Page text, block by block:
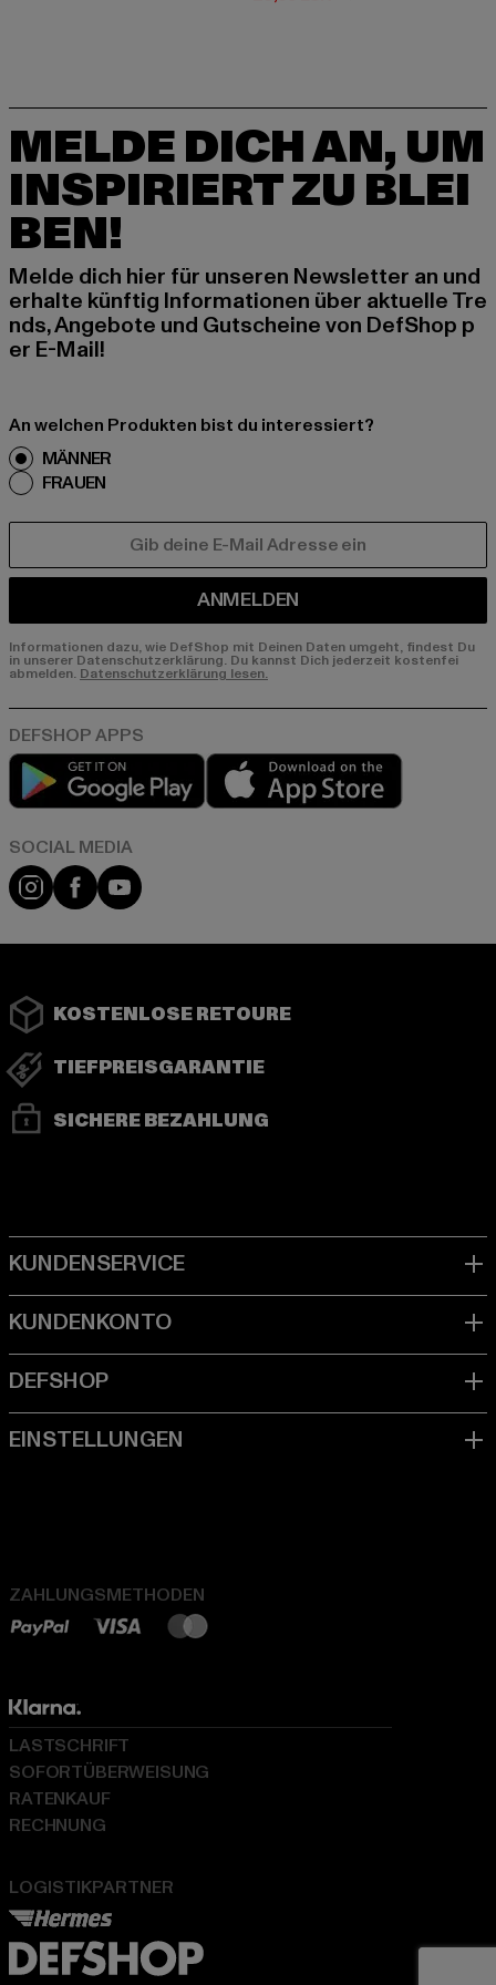
MELDE DICH AN, UM
INSPIRIERT ZU BLEI
BEN!
Melde dich hier für unseren Newsletter an und
erhalte künftig Informationen über aktuelle Tre
nds, Angebote und Gutscheine von DefShop p
er E-Mail!
An welchen Produkten bist du interessiert?
MÄNNER
FRAUEN
ANMELDEN
Informationen dazu, wie DefShop mit Deinen Daten umgeht, findest Du
in unserer Datenschutzerklärung. Du kannst Dich jederzeit kostenfei
abmelden. Datenschutzerklärung lesen.
Play market
Instagram
FacebookYouTube
KOSTENLOSE RETOURE
TIEFPREISGARANTIE
SICHERE BEZAHLUNG
ZAHLUNGSMETHODEN
LOGISTIKPARTNER
LASTSCHRIFT
SOFORTÜBERWEISUNG
RATENKAUF
RECHNUNG